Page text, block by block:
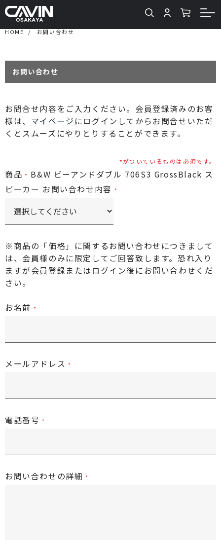
HOME お問い合わせ
お問い合わせ
お問合せ内容をご入力ください。会員登録済みのお客
様は、 マイページ にログインしてからお問合せいただ
くとスムーズにやりとりすることができます。
がついているものは必須です。
商品
B&W ビーアンドダブル 706S3 GrossBlack ス
ピーカー お問い合わせ内容
※商品の「価格」に関するお問い合わせにつきまして
は、会員様のみに限定してご回答致します。恐れ入り
ますが会員登録またはログイン後にお問い合わせくだ
さい。
お名前
メールアドレス
電話番号
お問い合わせの詳細